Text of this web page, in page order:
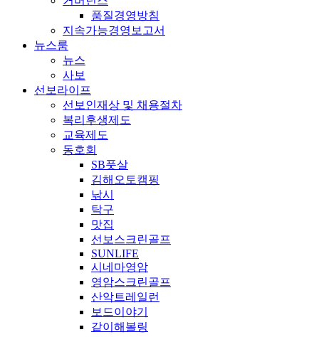
품질경영방침
지속가능경영보고서
뉴스룸
뉴스
사보
선보라이프
선보인재상 및 채용절차
복리후생제도
교육제도
동호회
SB풋살
김해오토캠핑
낚시
탁구
맛집
선보스크린골프
SUNLIFE
시네마영암
영암스크린골프
산악트레일런
보드이야기
같이해볼링